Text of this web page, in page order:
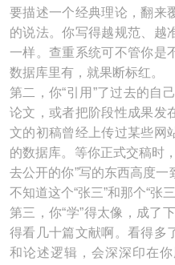
要描述一个经典理论，翻来
的说法。你写得越规范、越
一样。查重系统可不管你是
数据库里有，就果断标红。
第二，你“引用”了过去的自
论文，或者把阶段性成果发
文的初稿曾经上传过某些网
的数据库。等你正式交稿时
去公开的你”写的东西高度一
不知道这个“张三”和那个“张
第三，你“学”得太像，成了
得看几十篇文献啊。看得多
和论述逻辑，会深深印在